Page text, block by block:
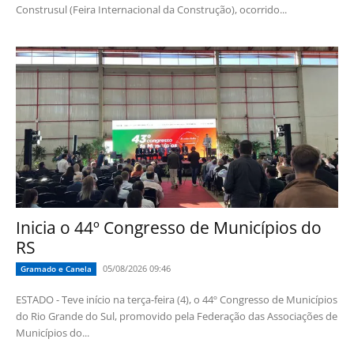
Construsul (Feira Internacional da Construção), ocorrido...
Inicia o 44º Congresso de Municípios do
RS
Gramado e Canela 05/08/2026 09:46
ESTADO - Teve início na terça-feira (4), o 44º Congresso de Municípios
do Rio Grande do Sul, promovido pela Federação das Associações de
Municípios do...